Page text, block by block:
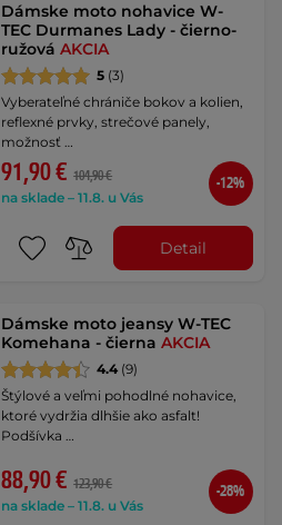
Dámske moto nohavice W-
TEC Durmanes Lady - čierno-
ružováAKCIA
5 (3)
Vyberateľné chrániče bokov a kolien,
reflexné prvky, strečové panely,
možnosť …
91,90 € 104,90 €
na sklade – 11.8. u Vás
-12%
Detail
Dámske moto jeansy W-TEC
Komehana - čiernaAKCIA
4.4 (9)
Štýlové a veľmi pohodlné nohavice,
ktoré vydržia dlhšie ako asfalt!
Podšívka …
88,90 € 123,90 €
na sklade – 11.8. u Vás
-28%